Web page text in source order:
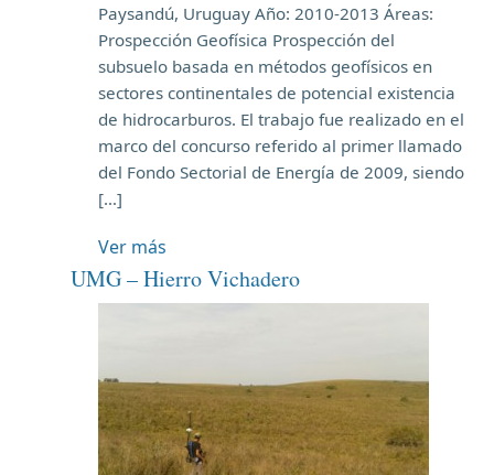
Paysandú, Uruguay Año: 2010-2013 Áreas:
Prospección Geofísica Prospección del
subsuelo basada en métodos geofísicos en
sectores continentales de potencial existencia
de hidrocarburos. El trabajo fue realizado en el
marco del concurso referido al primer llamado
del Fondo Sectorial de Energía de 2009, siendo
[…]
Ver más
UMG – Hierro Vichadero